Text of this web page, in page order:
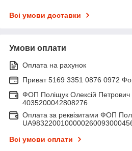
Всі умови доставки
Умови оплати
Оплата на рахунок
Приват 5169 3351 0876 0972
ФОП Поліщук Олексій
4035200042808276
Оплата за реквізитами ФОП
Всі умови оплати